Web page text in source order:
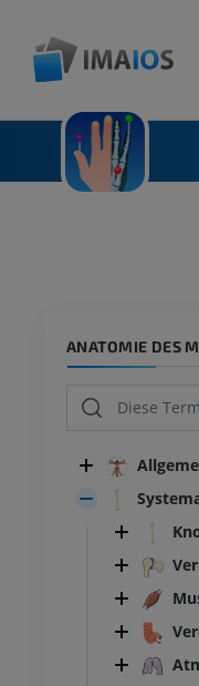
ANATOMIE DES